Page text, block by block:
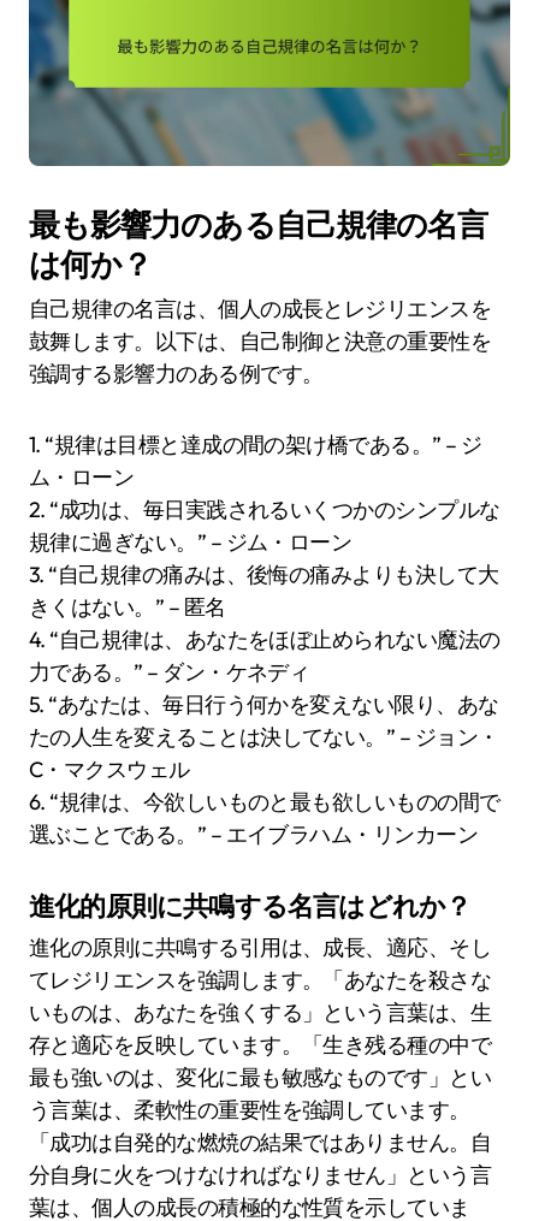
最も影響力のある自己規律の名言
は何か？
自己規律の名言は、個人の成長とレジリエンスを
鼓舞します。以下は、自己制御と決意の重要性を
強調する影響力のある例です。
1. “規律は目標と達成の間の架け橋である。” – ジ
ム・ローン
2. “成功は、毎日実践されるいくつかのシンプルな
規律に過ぎない。” – ジム・ローン
3. “自己規律の痛みは、後悔の痛みよりも決して大
きくはない。” – 匿名
4. “自己規律は、あなたをほぼ止められない魔法の
力である。” – ダン・ケネディ
5. “あなたは、毎日行う何かを変えない限り、あな
たの人生を変えることは決してない。” – ジョン・
C・マクスウェル
6. “規律は、今欲しいものと最も欲しいものの間で
選ぶことである。” – エイブラハム・リンカーン
進化的原則に共鳴する名言はどれか？
進化の原則に共鳴する引用は、成長、適応、そし
てレジリエンスを強調します。「あなたを殺さな
いものは、あなたを強くする」という言葉は、生
存と適応を反映しています。「生き残る種の中で
最も強いのは、変化に最も敏感なものです」とい
う言葉は、柔軟性の重要性を強調しています。
「成功は自発的な燃焼の結果ではありません。自
分自身に火をつけなければなりません」という言
葉は、個人の成長の積極的な性質を示していま